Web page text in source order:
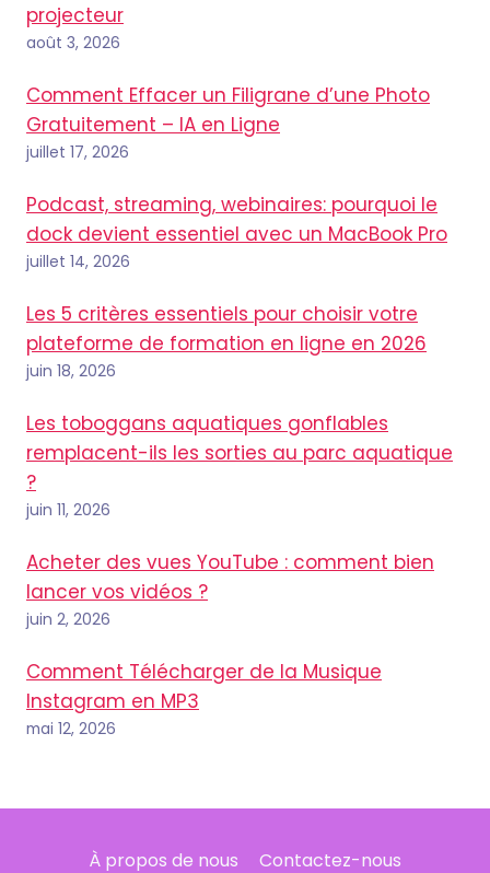
projecteur
août 3, 2026
Comment Effacer un Filigrane d’une Photo
Gratuitement – IA en Ligne
juillet 17, 2026
Podcast, streaming, webinaires: pourquoi le
dock devient essentiel avec un MacBook Pro
juillet 14, 2026
Les 5 critères essentiels pour choisir votre
plateforme de formation en ligne en 2026
juin 18, 2026
Les toboggans aquatiques gonflables
remplacent-ils les sorties au parc aquatique
?
juin 11, 2026
Acheter des vues YouTube : comment bien
lancer vos vidéos ?
juin 2, 2026
Comment Télécharger de la Musique
Instagram en MP3
mai 12, 2026
À propos de nous Contactez-nous